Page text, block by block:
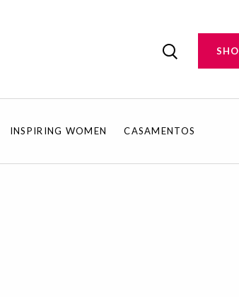
INSPIRING WOMEN CASAMENTOS